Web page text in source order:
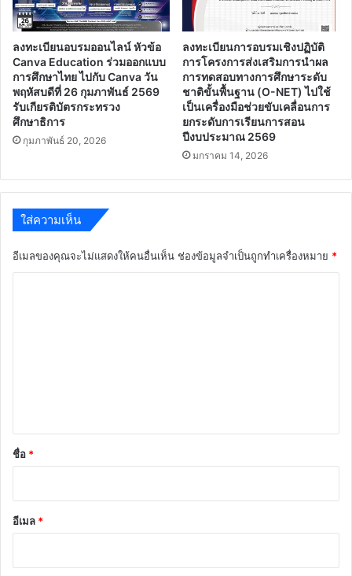
ลงทะเบียนอบรมออนไลน์ หัวข้อ
Canva Education ร่วมออกแบบ
การศึกษาไทย ไปกับ Canva วัน
พฤหัสบดีที่ 26 กุมภาพันธ์ 2569
รับเกียรติบัตรกระทรวง
ศึกษาธิการ
กุมภาพันธ์ 20, 2026
ลงทะเบียนการอบรมเชิงปฏิบัติ
การโครงการส่งเสริมการนำผล
การทดสอบทางการศึกษาระดับ
ชาติขั้นพื้นฐาน (O-NET) ไปใช้
เป็นเครื่องมือช่วยขับเคลื่อนการ
ยกระดับการเรียนการสอน
ปีงบประมาณ 2569
มกราคม 14, 2026
ใส่ความเห็น
อีเมลของคุณจะไม่แสดงให้คนอื่นเห็น ช่องข้อมูลจำเป็นถูกทำเครื่องหมาย *
*
ชื่อ *
อีเมล *